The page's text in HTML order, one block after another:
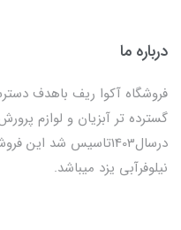
درباره ما
فروشگاه آکوا ریف باهدف
گسترده تر آبزیان و لوازم
درسال1403تاسیس شد
نیلوفرآبی یزد میباشد.